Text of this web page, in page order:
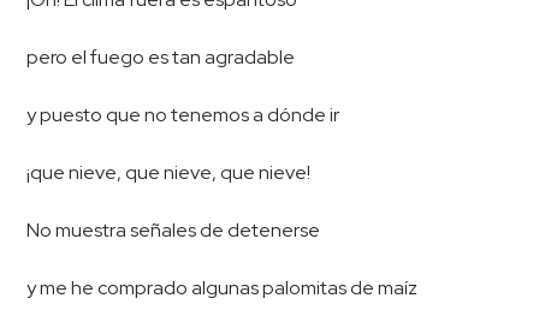
pero el fuego es tan agradable
y puesto que no tenemos a dónde ir
¡que nieve, que nieve, que nieve!
No muestra señales de detenerse
y me he comprado algunas palomitas de maíz